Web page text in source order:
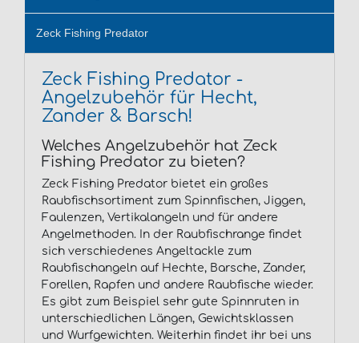
Zeck Fishing Predator
Zeck Fishing Predator -
Angelzubehör für Hecht,
Zander & Barsch!
Welches Angelzubehör hat Zeck
Fishing Predator zu bieten?
Zeck Fishing Predator bietet ein großes
Raubfischsortiment zum Spinnfischen, Jiggen,
Faulenzen, Vertikalangeln und für andere
Angelmethoden. In der Raubfischrange findet
sich verschiedenes Angeltackle zum
Raubfischangeln auf Hechte, Barsche, Zander,
Forellen, Rapfen und andere Raubfische wieder.
Es gibt zum Beispiel sehr gute Spinnruten in
unterschiedlichen Längen, Gewichtsklassen
und Wurfgewichten. Weiterhin findet ihr bei uns